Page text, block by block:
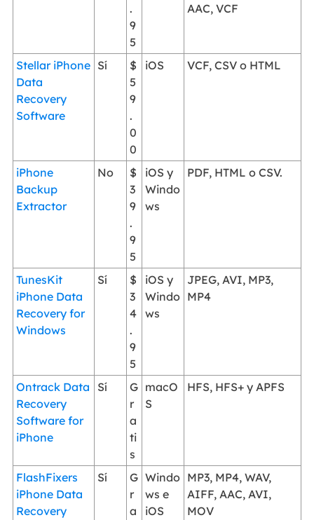
.
9
5
AAC, VCF
Stellar iPhone
Data
Recovery
Software
Sí
$
5
9
.
0
0
iOS VCF, CSV o HTML
iPhone
Backup
Extractor
No
$
3
9
.
9
5
iOS y
Windo
ws
PDF, HTML o CSV.
TunesKit
iPhone Data
Recovery for
Windows
Sí
$
3
4
.
9
5
iOS y
Windo
ws
JPEG, AVI, MP3,
MP4
Ontrack Data
Recovery
Software for
iPhone
Sí
G
r
a
ti
s
macO
S
HFS, HFS+ y APFS
FlashFixers
iPhone Data
Recovery
Sí
G
r
a
Windo
ws e
iOS
MP3, MP4, WAV,
AIFF, AAC, AVI,
MOV